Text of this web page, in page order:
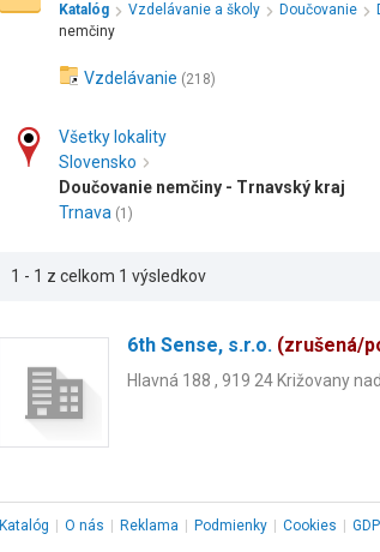
Katalóg
Vzdelávanie a školy Doučovanie
nemčiny
Vzdelávanie (218)
Všetky lokality
Slovensko
Doučovanie nemčiny - Trnavský kraj
Trnava (1)
1 - 1 z celkom 1 výsledkov
6th Sense, s.r.o. (zrušená/
Hlavná 188 , 919 24 Križovany
Katalóg O nás Reklama Podmienky Cookies